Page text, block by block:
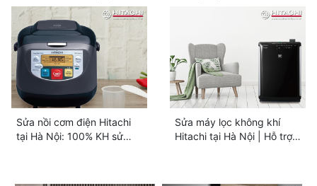
Nội uy tín số #1
Sửa nồi cơm điện Hitachi
tại Hà Nội: 100% KH sử
Sửa máy lọc không khí
Hitachi tại Hà Nội | Hỗ trợ